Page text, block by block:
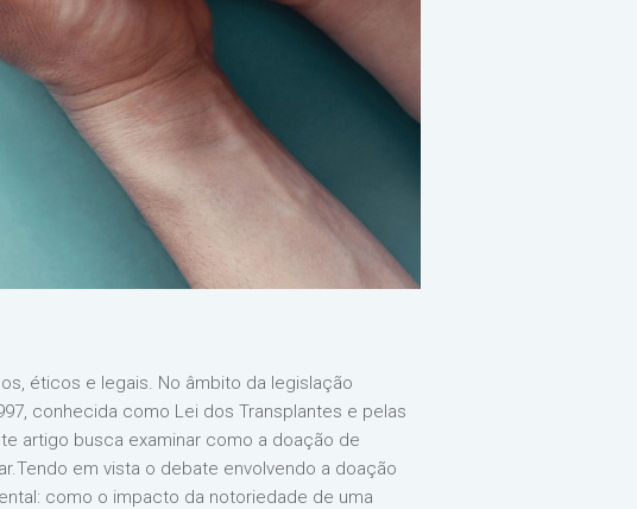
éticos e legais. No âmbito da legislação
conhecida como Lei dos Transplantes e pelas
artigo busca examinar como a doação de
em vista o debate envolvendo a doação
como o impacto da notoriedade de uma